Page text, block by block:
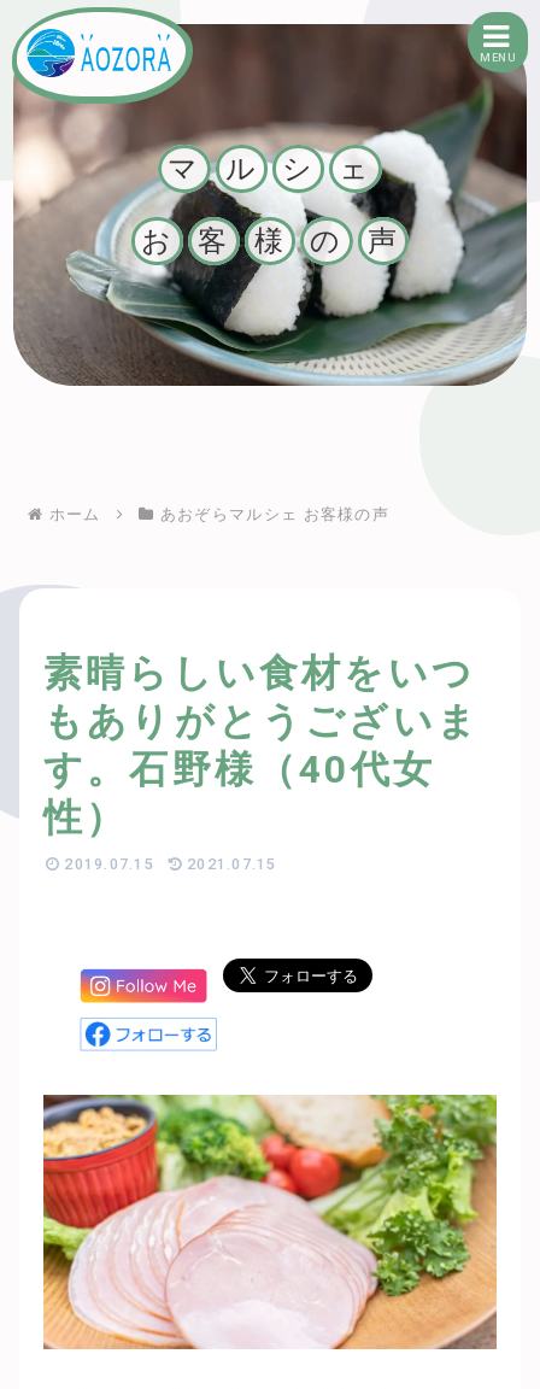
マ ル シ ェ
お 客 様 の 声
ホーム あおぞらマルシェ お客様の声
素晴らしい食材をいつ
もありがとうございま
す。石野様（40代女
性）
2019.07.15 2021.07.15
MENU